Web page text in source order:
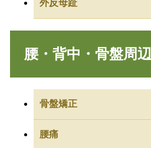
外反母趾
腰・背中・骨盤周辺
骨盤矯正
腰痛